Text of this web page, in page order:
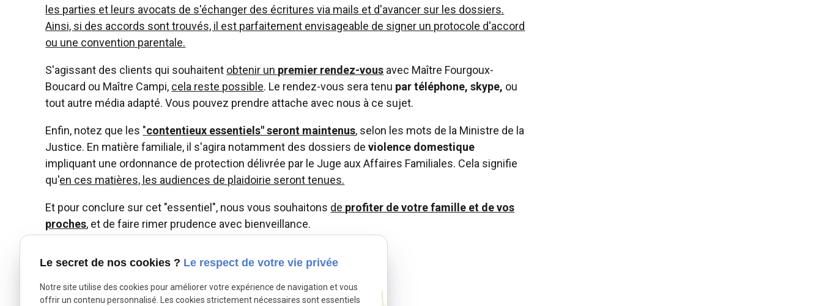
les parties et leurs avocats de s'échanger des écritures via mails et d'avancer sur les dossiers.
Ainsi, si des accords sont trouvés, il est parfaitement envisageable de signer un protocole d'accord
ou une convention parentale.
S'agissant des clients qui souhaitent obtenir un premier rendez-vous avec Maître Fourgoux-
Boucard ou Maître Campi, cela reste possible. Le rendez-vous sera tenu par téléphone, skype, ou
tout autre média adapté. Vous pouvez prendre attache avec nous à ce sujet.
Enfin, notez que les "contentieux essentiels" seront maintenus, selon les mots de la Ministre de la
Justice. En matière familiale, il s'agira notamment des dossiers deviolence domestique
impliquant une ordonnance de protection délivrée par le Juge aux Affaires Familiales. Cela signifie
qu'en ces matières, les audiences de plaidoirie seront tenues.
Et pour conclure sur cet "essentiel", nous vous souhaitons de profiter de votre famille et de vos
proches, et de faire rimer prudence avec bienveillance.
Le secret de nos cookies ? Le respect de votre vie privée
Notre site utilise des cookies pour améliorer votre expérience de navigation et vous
offrir un contenu personnalisé. Les cookies strictement nécessaires sont essentiels